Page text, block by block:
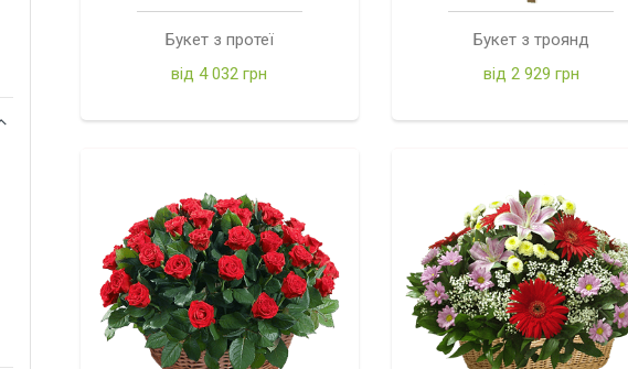
Букет з протеї
від 4 032 грн
Букет з троянд
від 2 929 грн